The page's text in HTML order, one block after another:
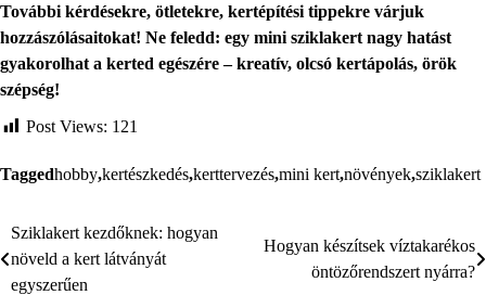
További kérdésekre, ötletekre, kertépítési tippekre várjuk
hozzászólásaitokat! Ne feledd: egy mini sziklakert nagy hatást
gyakorolhat a kerted egészére – kreatív, olcsó kertápolás, örök
szépség!
Post Views: 121
Taggedhobby,kertészkedés,kerttervezés,mini kert,növények,sziklakert
Bejegyzés
navigáció
Sziklakert kezdőknek: hogyan
növeld a kert látványát
egyszerűen
Hogyan készítsek víztakarékos
öntözőrendszert nyárra?